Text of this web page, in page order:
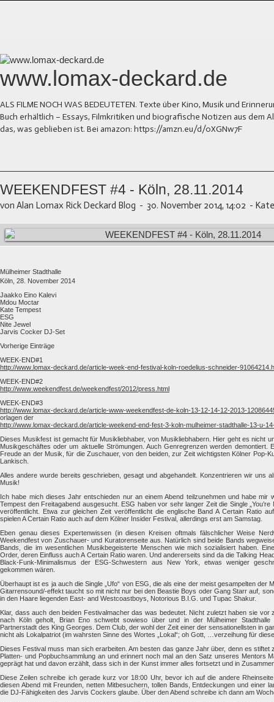
www.lomax-deckard.de
ALS FILME NOCH WAS BEDEUTETEN. Texte über Kino, Musik und
Buch erhältlich – Essays, Filmkritiken und biografische Notizen aus dem
das, was geblieben ist. Bei amazon: https://amzn.eu/d/0XGNw7F
WEEKENDFEST #4 - Köln, 28.11.2014
von Alan Lomax Rick Deckard Blog - 30. November 2014, 14:02 -
Mülheimer Stadthalle
Köln, 28. November 2014
Jaakko Eino Kalevi
Mdou Moctar
Kate Tempest
ESG
Nite Jewel
Jarvis Cocker DJ-Set
Vorherige Einträge
WEEK-END#1
http://www.lomax-deckard.de/article-week-end-festival-koln-roedelius-schneider-
WEEK-END#2
http://www.weekendfest.de/weekendfest/2012/press.html
WEEK-END#3
http://www.lomax-deckard.de/article-www-weekendfest-de-koln-13-12-14-12-2013-
orlagen der
http://www.lomax-deckard.de/article-weekend-end-fest-3-koln-mulheimer-stadthalle-13-u-
Dieses Musikfest ist gemacht für Musikliebhaber, von Musikliebhabern. Hier geht es nicht
Musikgeschäftes oder um aktuelle Strömungen. Auch Genregrenzen werden demontiert.
Freude an der Musik, für die Zuschauer, von den beiden, zur Zeit wichtigsten Kölner Pop-
Lankisch.
Alles andere wurde bereits geschrieben, gesagt und abgehandelt. Konzentrieren wir uns
Musik!
Ich habe mich dieses Jahr entschieden nur an einem Abend teilzunehmen und habe mir
Tempest den Freitagabend ausgesucht. ESG haben vor sehr langer Zeit die Single
veröffentlicht. Etwa zur gleichen Zeit veröffentlicht die englische Band A Certain Ratio
spielen A Certain Ratio auch auf dem Kölner Insider Festival, allerdings erst am Samstag.
Eben genau dieses Expertenwissen (in diesen Kreisen oftmals fälschlicher Weise
Weekendfest von Zuschauer- und Kuratorenseite aus. Natürlich sind beide Bands
Bands, die im wesentlichen Musikbegeisterte Menschen wie mich sozialisiert haben.
Order, deren Einfluss auch A Certain Ratio waren. Und andererseits sind da die Talking
Black-Funk-Minimalismus der ESG-Schwestern aus New York, etwas weniger
gekommen wären.
Überhaupt ist es ja auch die Single „Ufo“ von ESG, die als eine der meist gesampelten der
Gitarrensound/-effekt taucht so mit nicht nur bei den Beastie Boys oder Gang Starr auf,
in den Haare liegenden East- and Westcoastboys, Notorious B.I.G. und Tupac Shakur.
Klar, dass auch den beiden Festivalmacher das was bedeutet. Nicht zuletzt haben sie vor
nach Köln geholt, Brian Eno schwebt sowieso über und in der Mülheimer Stadthalle
Partnerstadt des King Georges. Dem Club, der wohl der Zeit einer der sensationellsten in
nicht als Lokalpatriot (im wahrsten Sinne des Wortes „Lokal“; oh Gott, …verzeihung für
Dieses Festival muss man sich erarbeiten. Am besten das ganze Jahr über, denn es stiftet
Platten- und Popbuchsammlung an und erinnert noch mal an den Satz unseres Mentors
geprägt hat und davon erzählt, dass sich in der Kunst immer alles fortsetzt und in
Diese Zeilen schreibe ich gerade kurz vor 18:00 Uhr, bevor ich auf die andere
diesen Abend mit Freunden, netten Mitbesuchern, tollen Bands, Entdeckungen und einer
die DJ-Fähigkeiten des Jarvis Cockers glaube. Über den Abend schreibe ich dann am